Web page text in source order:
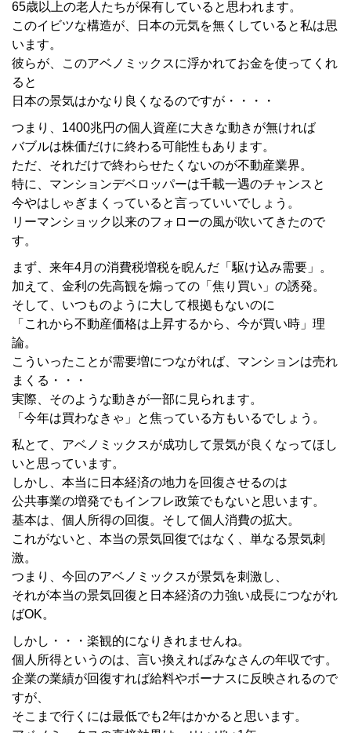
65歳以上の老人たちが保有していると思われます。
このイビツな構造が、日本の元気を無くしていると私は思
います。
彼らが、このアベノミックスに浮かれてお金を使ってくれ
ると
日本の景気はかなり良くなるのですが・・・・
つまり、1400兆円の個人資産に大きな動きが無ければ
バブルは株価だけに終わる可能性もあります。
ただ、それだけで終わらせたくないのが不動産業界。
特に、マンションデベロッパーは千載一遇のチャンスと
今やはしゃぎまくっていると言っていいでしょう。
リーマンショック以来のフォローの風が吹いてきたので
す。
まず、来年4月の消費税増税を睨んだ「駆け込み需要」。
加えて、金利の先高観を煽っての「焦り買い」の誘発。
そして、いつものように大して根拠もないのに
「これから不動産価格は上昇するから、今が買い時」理
論。
こういったことが需要増につながれば、マンションは売れ
まくる・・・
実際、そのような動きが一部に見られます。
「今年は買わなきゃ」と焦っている方もいるでしょう。
私とて、アベノミックスが成功して景気が良くなってほし
いと思っています。
しかし、本当に日本経済の地力を回復させるのは
公共事業の増発でもインフレ政策でもないと思います。
基本は、個人所得の回復。そして個人消費の拡大。
これがないと、本当の景気回復ではなく、単なる景気刺
激。
つまり、今回のアベノミックスが景気を刺激し、
それが本当の景気回復と日本経済の力強い成長につながれ
ばOK。
しかし・・・楽観的になりきれませんね。
個人所得というのは、言い換えればみなさんの年収です。
企業の業績が回復すれば給料やボーナスに反映されるので
すが、
そこまで行くには最低でも2年はかかると思います。